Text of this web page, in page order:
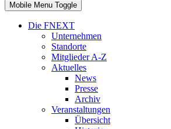
Mobile Menu Toggle
Die FNEXT
Unternehmen
Standorte
Mitglieder A-Z
Aktuelles
News
Presse
Archiv
Veranstaltungen
Übersicht